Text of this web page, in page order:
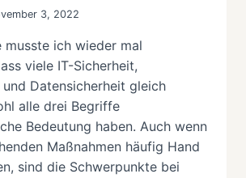
3, 2022
musste ich wieder mal
viele IT-Sicherheit,
Datensicherheit gleich
alle drei Begriffe
Bedeutung haben. Auch wenn
Maßnahmen häufig Hand
sind die Schwerpunkte bei